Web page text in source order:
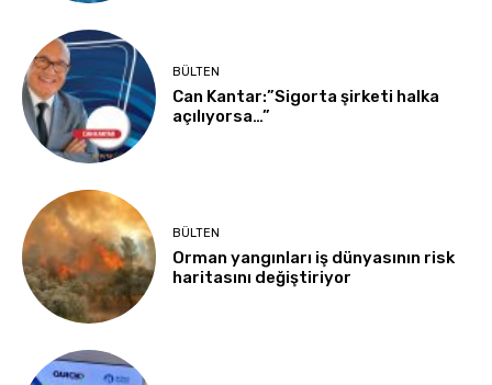
BÜLTEN
Can Kantar:”Sigorta şirketi halka
açılıyorsa…”
BÜLTEN
Orman yangınları iş dünyasının risk
haritasını değiştiriyor